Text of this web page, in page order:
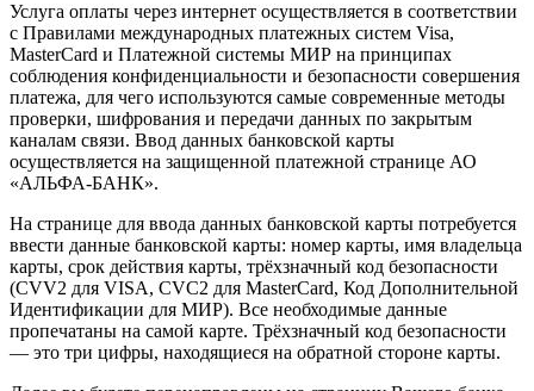
Услуга оплаты через интернет осуществляется в соответствии
с Правилами международных платежных систем Visa,
MasterCard и Платежной системы МИР на принципах
соблюдения конфиденциальности и безопасности совершения
платежа, для чего используются самые современные методы
проверки, шифрования и передачи данных по закрытым
каналам связи. Ввод данных банковской карты
осуществляется на защищенной платежной странице АО
«АЛЬФА-БАНК».
На странице для ввода данных банковской карты потребуется
ввести данные банковской карты: номер карты, имя владельца
карты, срок действия карты, трёхзначный код безопасности
(CVV2 для VISA, CVC2 для MasterCard, Код Дополнительной
Идентификации для МИР). Все необходимые данные
пропечатаны на самой карте. Трёхзначный код безопасности
— это три цифры, находящиеся на обратной стороне карты.